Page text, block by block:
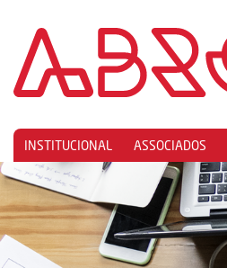
INSTITUCIONAL ASSOCIADOS